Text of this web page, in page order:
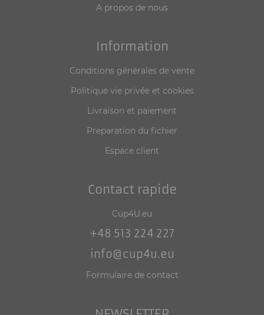
A propos de nous
Information
Conditions générales de vente
Politique vie privée et cookies
Livraison et paiement
Preparation du fichier
Espace client
Contact rapide
Cup4U.eu
+48 513 224 227
info@cup4u.eu
Formulaire de contact